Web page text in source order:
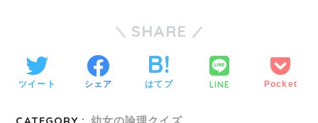
SHARE
ツイート シェア はてブ LINE Pocket
CATEGORY : 幼女の論理クイズ